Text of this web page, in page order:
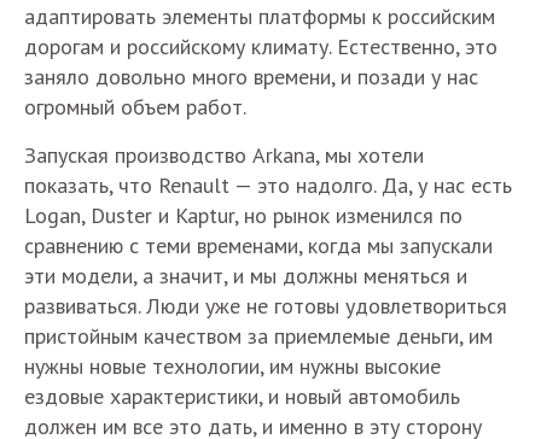
адаптировать элементы платформы к российским
дорогам и российскому климату. Естественно, это
заняло довольно много времени, и позади у нас
огромный объем работ.
Запуская производство Arkana, мы хотели
показать, что Renault — это надолго. Да, у нас есть
Logan, Duster и Kaptur, но рынок изменился по
сравнению с теми временами, когда мы запускали
эти модели, а значит, и мы должны меняться и
развиваться. Люди уже не готовы удовлетвориться
пристойным качеством за приемлемые деньги, им
нужны новые технологии, им нужны высокие
ездовые характеристики, и новый автомобиль
должен им все это дать, и именно в эту сторону